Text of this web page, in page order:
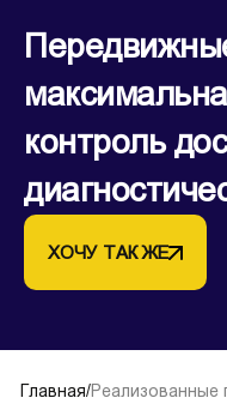
контроль
ХОЧУ ТАК ЖЕ
Главная/Реализованные